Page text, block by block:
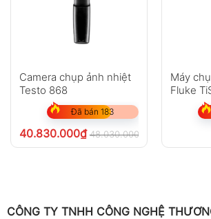
Camera chụp ảnh nhiệt
Testo 868
Đã bán 183
40.830.000₫ 48.030.000
Máy
Fluke
CÔNG TY TNHH CÔNG NGHỆ